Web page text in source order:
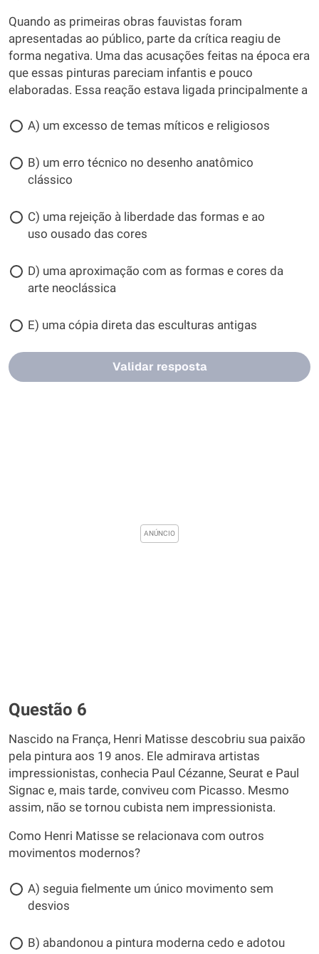
Quando as primeiras obras fauvistas foram
apresentadas ao público, parte da crítica reagiu de
forma negativa. Uma das acusações feitas na época era
que essas pinturas pareciam infantis e pouco
elaboradas. Essa reação estava ligada principalmente a
A) um excesso de temas míticos e religiosos
B) um erro técnico no desenho anatômico
clássico
C) uma rejeição à liberdade das formas e ao
uso ousado das cores
D) uma aproximação com as formas e cores da
arte neoclássica
E) uma cópia direta das esculturas antigas
Validar resposta
Questão 6
Nascido na França, Henri Matisse descobriu sua paixão
pela pintura aos 19 anos. Ele admirava artistas
impressionistas, conhecia Paul Cézanne, Seurat e Paul
Signac e, mais tarde, conviveu com Picasso. Mesmo
assim, não se tornou cubista nem impressionista.
Como Henri Matisse se relacionava com outros
movimentos modernos?
A) seguia fielmente um único movimento sem
desvios
B) abandonou a pintura moderna cedo e adotou